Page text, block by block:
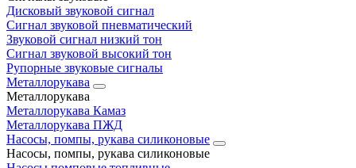
Дисковый звуковой сигнал
Сигнал звуковой пневматический
Звуковой сигнал низкий тон
Сигнал звуковой высокий тон
Рупорные звуковые сигналы
Металлорукава
Металлорукава
Металлорукава Камаз
Металлорукава ПЖД
Насосы, помпы, рукава силиконовые
Насосы, помпы, рукава силиконовые